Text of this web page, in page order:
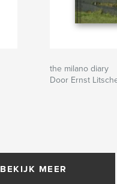
the milano diary
Door Ernst
BEKIJK MEER